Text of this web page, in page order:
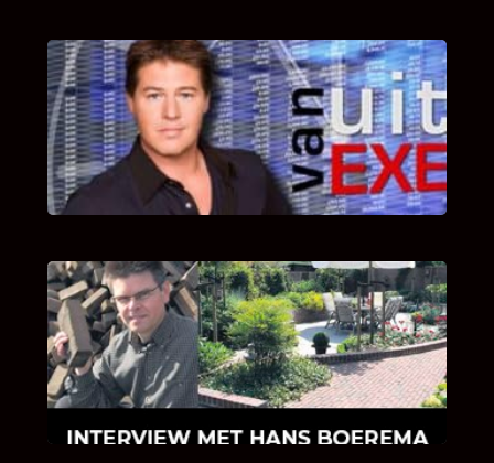
UITSTEL VAN EXECUTIE
Bekijk hier de fragmenten van de deelname
van Bricks and Stones aan dit programma.
INTERVIEW MET HANS BOEREMA
Hoe Bricks and Stones ontstaan is en wat
Hans Boerema motiveert in de wereld van
klinkers en tegels!